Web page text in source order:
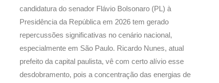
candidatura do senador Flávio Bolsonaro (PL) à
Presidência da República em 2026 tem gerado
repercussões significativas no cenário nacional,
especialmente em São Paulo. Ricardo Nunes, atual
prefeito da capital paulista, vê com certo alívio esse
desdobramento, pois a concentração das energias de